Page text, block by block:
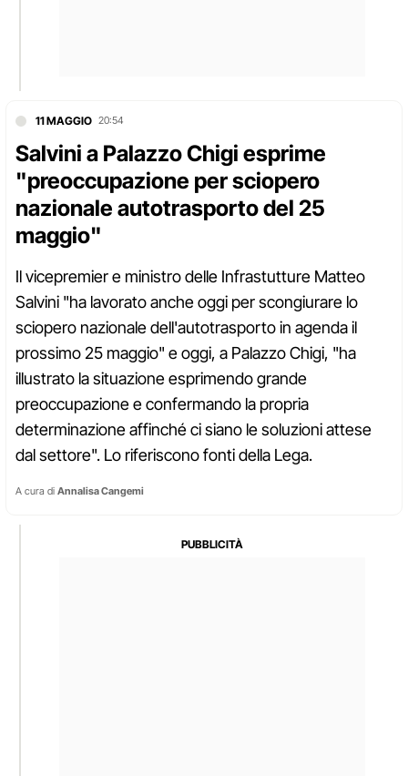
11 MAGGIO 20:54
Salvini a Palazzo Chigi esprime
"preoccupazione per sciopero
nazionale autotrasporto del 25
maggio"
Il vicepremier e ministro delle Infrastutture Matteo
Salvini "ha lavorato anche oggi per scongiurare lo
sciopero nazionale dell'autotrasporto in agenda il
prossimo 25 maggio" e oggi, a Palazzo Chigi, "ha
illustrato la situazione esprimendo grande
preoccupazione e confermando la propria
determinazione affinché ci siano le soluzioni attese
dal settore". Lo riferiscono fonti della Lega.
A cura di Annalisa Cangemi